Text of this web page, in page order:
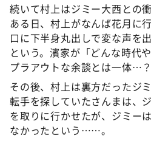
続いて村上はジミー大西との
ある日、村上がなんば花月に
口に下半身丸出しで変な声を
という。濱家が「どんな時代
プラアウトな余談とは一体…？
その後、村上は裏方だったジ
転手を探していたさんまは、
を取りに行かせたが、ジミー
なかったという……。